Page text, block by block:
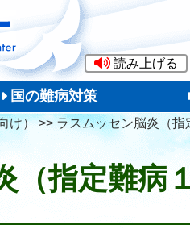
読み上げる
国の難病対策
け）>>ラスムッセン脳炎（指
指定難病